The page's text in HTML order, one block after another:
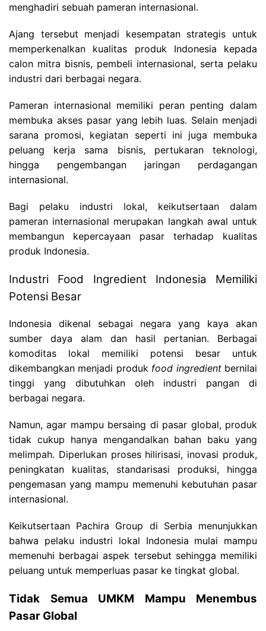
menghadiri sebuah pameran internasional.
Ajang tersebut menjadi kesempatan strategis untuk
memperkenalkan kualitas produk Indonesia kepada
calon mitra bisnis, pembeli internasional, serta pelaku
industri dari berbagai negara.
Pameran internasional memiliki peran penting dalam
membuka akses pasar yang lebih luas. Selain menjadi
sarana promosi, kegiatan seperti ini juga membuka
peluang kerja sama bisnis, pertukaran teknologi,
hingga pengembangan jaringan perdagangan
internasional.
Bagi pelaku industri lokal, keikutsertaan dalam
pameran internasional merupakan langkah awal untuk
membangun kepercayaan pasar terhadap kualitas
produk Indonesia.
Industri Food Ingredient Indonesia Memiliki
Potensi Besar
Indonesia dikenal sebagai negara yang kaya akan
sumber daya alam dan hasil pertanian. Berbagai
komoditas lokal memiliki potensi besar untuk
dikembangkan menjadi produk food ingredientbernilai
tinggi yang dibutuhkan oleh industri pangan di
berbagai negara.
Namun, agar mampu bersaing di pasar global, produk
tidak cukup hanya mengandalkan bahan baku yang
melimpah. Diperlukan proses hilirisasi, inovasi produk,
peningkatan kualitas, standarisasi produksi, hingga
pengemasan yang mampu memenuhi kebutuhan pasar
internasional.
Keikutsertaan Pachira Group di Serbia menunjukkan
bahwa pelaku industri lokal Indonesia mulai mampu
memenuhi berbagai aspek tersebut sehingga memiliki
peluang untuk memperluas pasar ke tingkat global.
Tidak Semua UMKM Mampu Menembus
Pasar Global